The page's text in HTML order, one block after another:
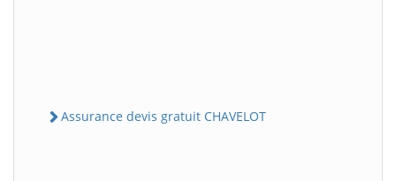
Assurance devis gratuit CHAVELOT